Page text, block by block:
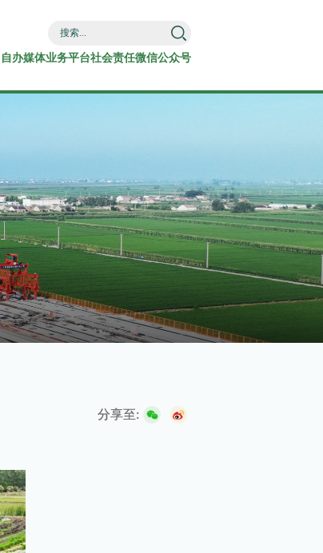
自办媒体业务平台社会责任微信公众号
分享至: